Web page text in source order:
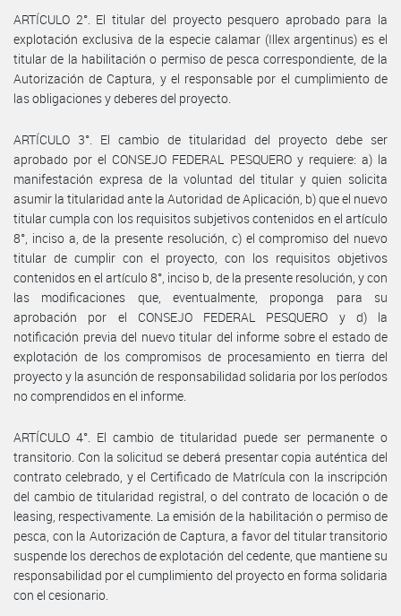
ARTÍCULO 2°. El titular del proyecto pesquero aprobado para la
explotación exclusiva de la especie calamar (Illex argentinus) es el
titular de la habilitación o permiso de pesca correspondiente, de la
Autorización de Captura, y el responsable por el cumplimiento de
las obligaciones y deberes del proyecto.
ARTÍCULO 3°. El cambio de titularidad del proyecto debe ser
aprobado por el CONSEJO FEDERAL PESQUERO y requiere: a) la
manifestación expresa de la voluntad del titular y quien solicita
asumir la titularidad ante la Autoridad de Aplicación, b) que el nuevo
titular cumpla con los requisitos subjetivos contenidos en el artículo
8°, inciso a, de la presente resolución, c) el compromiso del nuevo
titular de cumplir con el proyecto, con los requisitos objetivos
contenidos en el artículo 8°, inciso b, de la presente resolución, y con
las modificaciones que, eventualmente, proponga para su
aprobación por el CONSEJO FEDERAL PESQUERO y d) la
notificación previa del nuevo titular del informe sobre el estado de
explotación de los compromisos de procesamiento en tierra del
proyecto y la asunción de responsabilidad solidaria por los períodos
no comprendidos en el informe.
ARTÍCULO 4°. El cambio de titularidad puede ser permanente o
transitorio. Con la solicitud se deberá presentar copia auténtica del
contrato celebrado, y el Certificado de Matrícula con la inscripción
del cambio de titularidad registral, o del contrato de locación o de
leasing, respectivamente. La emisión de la habilitación o permiso de
pesca, con la Autorización de Captura, a favor del titular transitorio
suspende los derechos de explotación del cedente, que mantiene su
responsabilidad por el cumplimiento del proyecto en forma solidaria
con el cesionario.